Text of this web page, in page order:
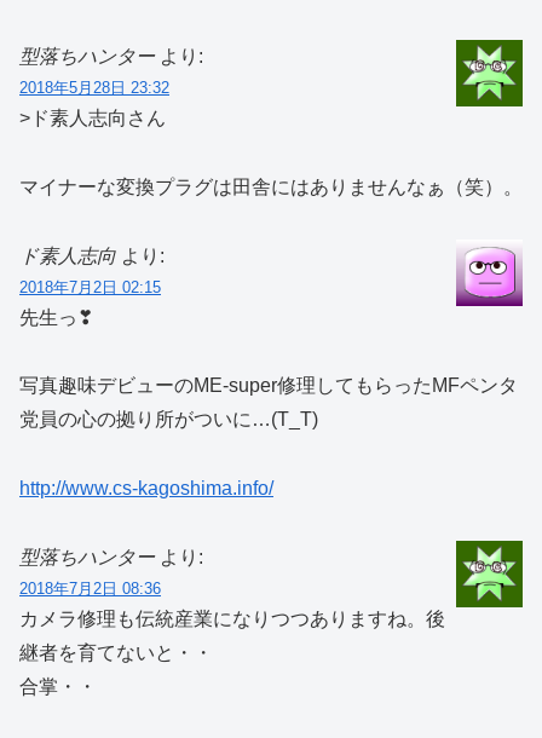
型落ちハンター より:
2018年5月28日 23:32
>ド素人志向さん
マイナーな変換プラグは田舎にはありませんなぁ（笑）。
ド素人志向 より:
2018年7月2日 02:15
先生っ❣
写真趣味デビューのME-super修理してもらったMFペンタ
党員の心の拠り所がついに…(T_T)
http://www.cs-kagoshima.info/
型落ちハンター より:
2018年7月2日 08:36
カメラ修理も伝統産業になりつつありますね。後
継者を育てないと・・
合掌・・